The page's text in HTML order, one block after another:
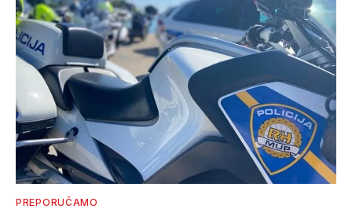
PREPORUČAMO